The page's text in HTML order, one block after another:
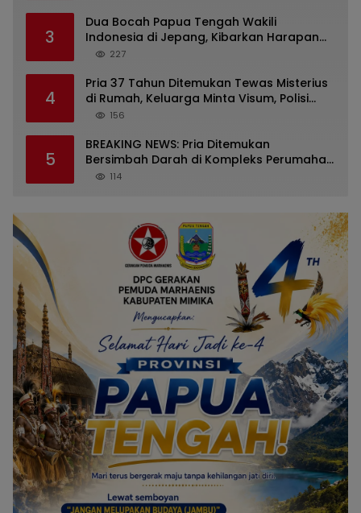
3
Dua Bocah Papua Tengah Wakili
Indonesia di Jepang, Kibarkan Harapan
dari Mimika ke Panggung Dunia
227
4
Pria 37 Tahun Ditemukan Tewas Misterius
di Rumah, Keluarga Minta Visum, Polisi
Diminta Ungkap Penyebab Kematian
156
5
BREAKING NEWS: Pria Ditemukan
Bersimbah Darah di Kompleks Perumahan
RR Timika, Video Viral Gegerkan Warga
114